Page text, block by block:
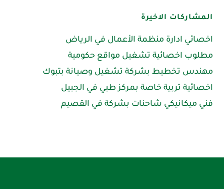
المشاركات الاخيرة
اخصائي ادارة منظمة الأعمال في الرياض
مطلوب اخصائية تشغيل مواقع حكومية
مهندس تخطيط بشركة تشغيل وصيانة بتبوك
اخصائية تربية خاصة بمركز طبي في الجبيل
فني ميكانيكي شاحنات بشركة في القصيم